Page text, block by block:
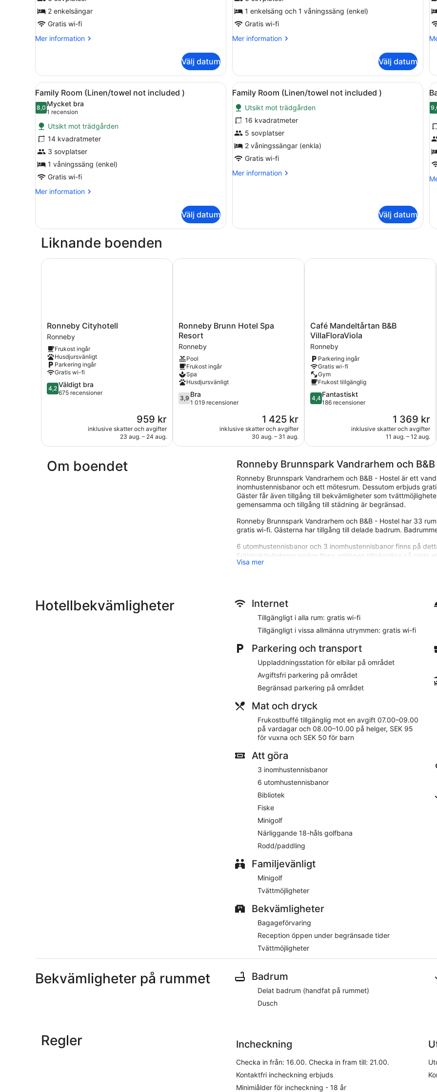
(Linen/towel
not
included
)
2 enkelsängar
Gratis wi-fi
Mer information
Mer
(Linen/towel
not
included
Välj datum
Room
(Linen/towel
not
included)
1 enkelsäng och 1 våningssäng (enkel)
Gratis wi-fi
Mer information
Mer
Room
(Linen/towel
not
included)
Välj datum
Öppna
alla
foton
för
Family
Room
(Linen/towel
not
included
)
Ett rum med en våningssäng, ett fönster, ett element och krukväxter.
3
Family Room (Linen/towel not included )
8,08,0 av 10
Mycket bra
1 recension
(1 recension)
Utsikt mot trädgården
14 kvadratmeter
3 sovplatser
1 våningssäng (enkel)
Gratis wi-fi
Mer information
Mer
Room
Välj datum
Öppna
alla
foton
för
Family
Room
(Linen/towel
included
Ett rum med våningssängar, ett
7
Family Room (Linen/towel not included )
Utsikt mot trädgården
16 kvadratmeter
5 sovplatser
2 våningssängar (enkla)
Gratis wi-fi
Mer information
Mer
not
Välj datum
Liknande boenden
Ronneby
Cityhotell
Ronneby
Ronneby Cityhotell
Ronneby
Frukost ingår
Husdjursvänligt
Parkering ingår
Gratis wi-fi
4.2
av
675 recensioner
4,2 Väldigt bra
675 recensioner
Priset
är
959 kr
959 kr
inklusive skatter och avgifter
23 aug. – 24 aug.
Ronneby Cityhotell
Ronneby
Brunn
Hotel
Spa
Resort
Ronneby
Ronneby Brunn Hotel Spa
Resort
Ronneby
Pool
Frukost ingår
Spa
Husdjursvänligt
3.9
av
1 019 recensioner
3,9 Bra
1 019 recensioner
Priset
är
1 425 kr
1 425 kr
inklusive skatter och avgifter
30 aug. – 31 aug.
Ronneby Brunn Hotel Spa Resort
Café
Mandeltårtan
B&B
VillaFloraViola
Ronneby
Café Mandeltårtan B&B
VillaFloraViola
Ronneby
Parkering ingår
Gratis wi-fi
Gym
Frukost tillgänglig
4.4
av
186 recensioner
4,4 Fantastiskt
186 recensioner
Priset
är
1 369 kr
1 369 kr
inklusive skatter och avgifter
11 aug. – 12 aug.
Café Mandeltårtan B&B
Om boendet Ronneby Brunnspark Vandrarhem och
Ronneby Brunnspark Vandrarhem och B&B - Hostel är ett
inomhustennisbanor och ett mötesrum. Dessutom erbjuds
Gäster får även tillgång till bekvämligheter som
gemensamma och tillgång till städning är begränsad.
Ronneby Brunnspark Vandrarhem och B&B - Hostel har 33
gratis wi-fi. Gästerna har tillgång till delade badrum.
6 utomhustennisbanor och 3 inomhustennisbanor finns på
Fritidsaktiviteterna nedan finns antingen tillgängliga på plats
Restaurangalternativ
Mot en avgift serveras en frukostbuffé på vardagar mellan
Gäster håller sig uppkopplade med gratis wi-fi. Badrum är
På boendet
Ronneby Brunnspark Vandrarhem och B&B - Hostel erbjuder
fi i allmänna utrymmen. Här ingår avgiftsfri parkering.
bagageförvaring samt rekommendera sevärdheter och
dessutom ett mötesrum, ett bibliotek och en terrass.
Ronneby Brunnspark Vandrarhem och B&B - Hostel erbjuder
Inomhustennisbanor. Gratis wi-fi finns i allmänna utrymmen.
tillgängliga på Ronneby Brunnspark Vandrarhem och B&B -
Rökning tillåts på särskilt anvisade platser på detta
För en kostnad kan gäster njuta av en frukostbuffé på
och 10.00.
Visa mer
Hotellbekvämligheter Internet
Tillgängligt i alla rum: gratis wi-fi
Tillgängligt i vissa allmänna utrymmen: gratis wi-fi
Parkering och transport
Uppladdningsstation för elbilar på området
Avgiftsfri parkering på området
Begränsad parkering på området
Mat och dryck
Frukostbuffé tillgänglig mot en avgift 07.00–09.00
på vardagar och 08.00–10.00 på helger, SEK 95
för vuxna och SEK 50 för barn
Att göra
3 inomhustennisbanor
6 utomhustennisbanor
Bibliotek
Fiske
Minigolf
Närliggande 18-håls golfbana
Rodd/paddling
Familjevänligt
Minigolf
Tvättmöjligheter
Bekvämligheter
Bagageförvaring
Reception öppen under begränsade tider
Tvättmöjligheter
Bekvämligheter på rummet Badrum
Delat badrum (handfat på rummet)
Dusch
Regler Incheckning
Checka in från: 16.00. Checka in fram till: 21.00.
Kontaktfri incheckning erbjuds
Minimiålder för incheckning - 18 år